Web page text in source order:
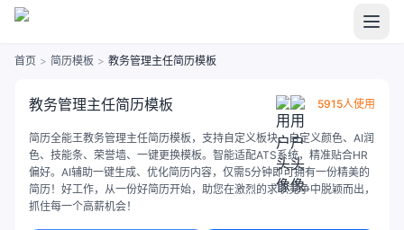
首页 > 简历模板 > 教务管理主任简历模板
教务管理主任简历模板 5915人使用
简历全能王教务管理主任简历模板，支持自定义板块、自定义颜色、AI润
色、技能条、荣誉墙、一键更换模板。智能适配ATS系统，精准贴合HR
偏好。AI辅助一键生成、优化简历内容，仅需5分钟即可拥有一份精美的
简历！好工作，从一份好简历开始，助您在激烈的求职竞争中脱颖而出，
抓住每一个高薪机会！